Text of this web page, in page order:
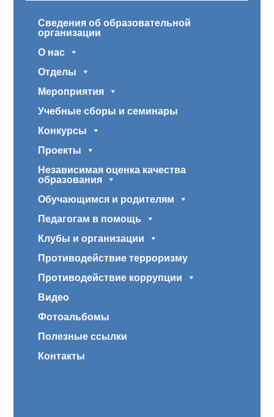
Сведения об образовательной
организации
О нас
Отделы
Мероприятия
Учебные сборы и семинары
Конкурсы
Проекты
Независимая оценка качества
образования
Обучающимся и родителям
Педагогам в помощь
Клубы и организации
Противодействие терроризму
Противодействие коррупции
Видео
Фотоальбомы
Полезные ссылки
Контакты